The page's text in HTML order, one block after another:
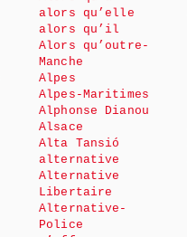
alors qu’elle
alors qu’il
Alors qu’outre-
Manche
Alpes
Alpes-Maritimes
Alphonse Dianou
Alsace
Alta Tansió
alternative
Alternative
Libertaire
Alternative-
Police